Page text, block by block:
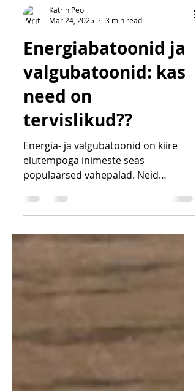
Mar 24, 2025
3 min read
Energiabatoonid ja
valgubatoonid: kas
need on
tervislikud??
Energia- ja valgubatoonid on kiire
elutempoga inimeste seas
populaarsed vahepalad. Neid
reklaamitakse kui energiat tõstvaid ja